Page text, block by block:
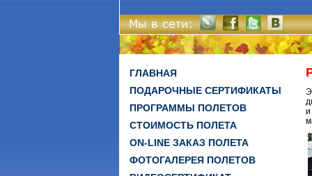
ГЛАВНАЯ
ПОДАРОЧНЫЕ СЕРТИФИКАТЫ
ПРОГРАММЫ ПОЛЕТОВ
СТОИМОСТЬ ПОЛЕТА
ON-LINE ЗАКАЗ ПОЛЕТА
ФОТОГАЛЕРЕЯ ПОЛЕТОВ
и